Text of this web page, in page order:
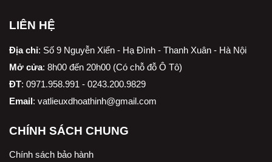
LIÊN HỆ
Địa chỉ: Số 9 Nguyễn Xiển - Hạ Đình - Thanh Xuân - Hà Nội
Mở cửa: 8h00 đến 20h00 (Có chỗ đỗ Ô Tô)
ĐT: 0971.958.991 - 0243.200.9829
Email: vatlieuxdhoathinh@gmail.com
CHÍNH SÁCH CHUNG
Chính sách bảo hành